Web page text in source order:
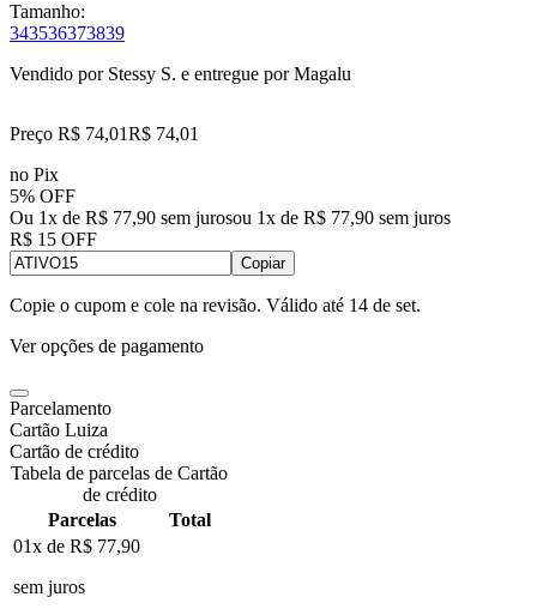
Tamanho:
343536373839
Vendido por Stessy S. e entregue por Magalu
Preço R$ 74,01R$ 74,01
no Pix
5% OFF
Ou 1x de R$ 77,90 sem jurosou 1x de R$ 77,90 sem juros
R$ 15 OFF
Copiar
Copie o cupom e cole na revisão. Válido até 14 de set.
Ver opções de pagamento
Parcelamento
Cartão Luiza
Cartão de crédito
Tabela de parcelas de Cartão
de crédito
Parcelas
Total
01x de R$ 77,90
sem juros